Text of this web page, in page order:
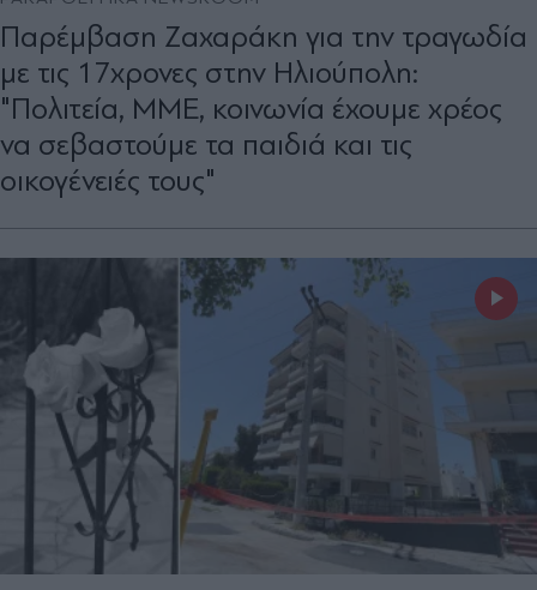
Παρέμβαση Ζαχαράκη για την τραγωδία
με τις 17χρονες στην Ηλιούπολη:
"Πολιτεία, ΜΜΕ, κοινωνία έχουμε χρέος
να σεβαστούμε τα παιδιά και τις
οικογένειές τους"